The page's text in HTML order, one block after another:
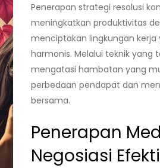
Penerapan strategi resolusi
meningkatkan produktivitas
menciptakan lingkungan kerja
harmonis. Melalui teknik yang
mengatasi hambatan yang
perbedaan pendapat dan
bersama.
Penerapan
Negosiasi